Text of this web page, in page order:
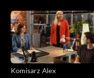
Sezon 17
Sezon 16
Sezon 15
Komisarz Alex